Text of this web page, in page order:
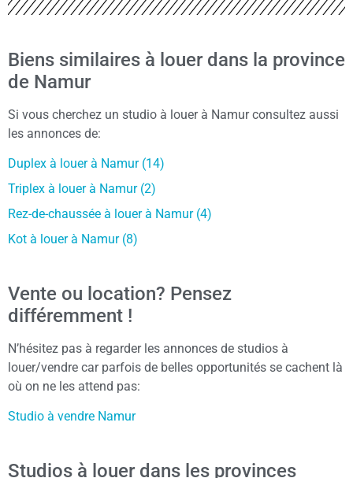
Biens similaires à louer dans la province
de Namur
Si vous cherchez un studio à louer à Namur consultez aussi
les annonces de:
Duplex à louer à Namur (14)
Triplex à louer à Namur (2)
Rez-de-chaussée à louer à Namur (4)
Kot à louer à Namur (8)
Vente ou location? Pensez
différemment !
N’hésitez pas à regarder les annonces de studios à
louer/vendre car parfois de belles opportunités se cachent là
où on ne les attend pas:
Studio à vendre Namur
Studios à louer dans les provinces